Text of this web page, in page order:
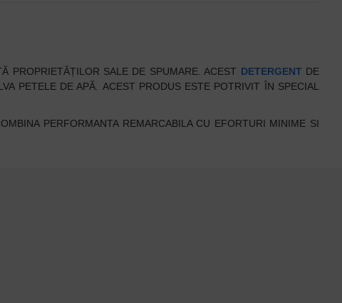
PROPRIETĂȚILOR SALE DE SPUMARE. ACEST DETERGENTDE
PETELE DE APĂ. ACEST PRODUS ESTE POTRIVIT ÎN SPECIAL
PERFORMANTA REMARCABILA CU EFORTURI MINIME SI